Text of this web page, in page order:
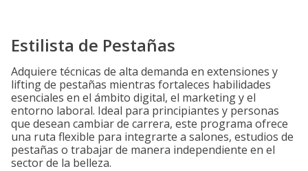
Estilista de Pestañas
Adquiere técnicas de alta demanda en extensiones y
lifting de pestañas mientras fortaleces habilidades
esenciales en el ámbito digital, el marketing y el
entorno laboral. Ideal para principiantes y personas
que desean cambiar de carrera, este programa ofrece
una ruta flexible para integrarte a salones, estudios de
pestañas o trabajar de manera independiente en el
sector de la belleza.